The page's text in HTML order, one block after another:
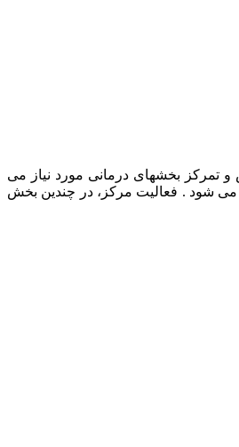
متخصص و تمرکز بخشهای درمانی مورد نیاز می
می شود . فعالیت مرکز، در چندین بخش